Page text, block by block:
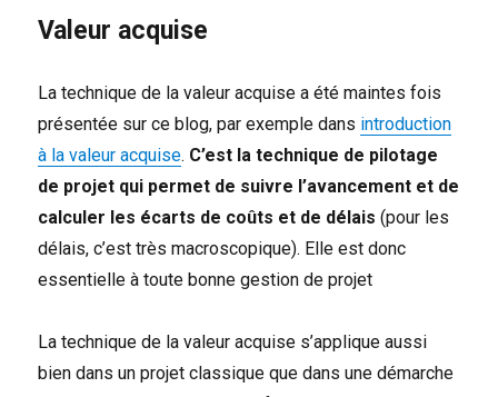
Valeur acquise
La technique de la valeur acquise a été maintes fois
présentée sur ce blog, par exemple dans introduction
à la valeur acquise. C’est la technique de pilotage
de projet qui permet de suivre l’avancement et de
calculer les écarts de coûts et de délais (pour les
délais, c’est très macroscopique). Elle est donc
essentielle à toute bonne gestion de projet
La technique de la valeur acquise s’applique aussi
bien dans un projet classique que dans une démarche